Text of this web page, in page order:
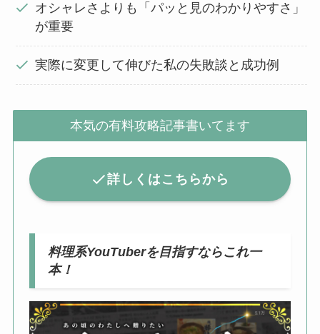
オシャレさよりも「パッと見のわかりやすさ」
が重要
実際に変更して伸びた私の失敗談と成功例
本気の有料攻略記事書いてます
詳しくはこちらから
料理系YouTuberを目指すならこれ一
本！